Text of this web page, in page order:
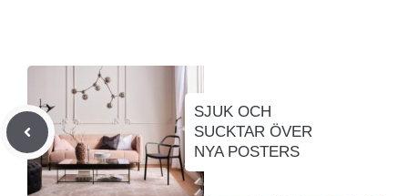
SJUK OCH
SUCKTAR ÖVER
NYA POSTERS